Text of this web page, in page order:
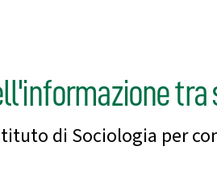
di Sociologia per